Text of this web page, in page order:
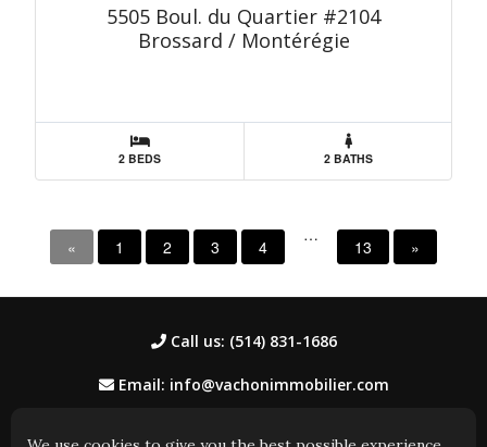
5505 Boul. du Quartier #2104
Brossard / Montérégie
2 BEDS 2 BATHS
« 1 2 3 4
…
13 »
Call us: (514) 831-1686
Email: info@vachonimmobilier.com